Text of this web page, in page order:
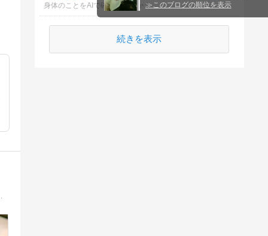
≫ このブログの順位を表示
身体のことをAIで確認しますか？
続きを表示